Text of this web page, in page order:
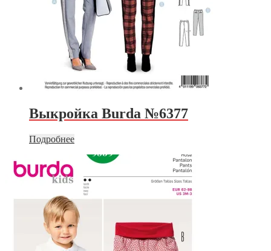
Выкройка Burda №6377
Подробнее